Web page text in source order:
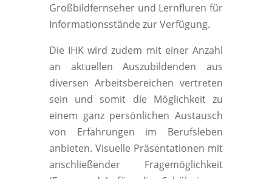
Großbildfernseher und Lernfluren für
Informationsstände zur Verfügung.
Die IHK wird zudem mit einer Anzahl
an aktuellen Auszubildenden aus
diversen Arbeitsbereichen vertreten
sein und somit die Möglichkeit zu
einem ganz persönlichen Austausch
von Erfahrungen im Berufsleben
anbieten. Visuelle Präsentationen mit
anschließender Fragemöglichkeit